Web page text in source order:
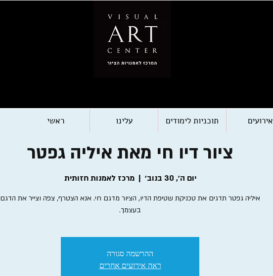
ציור דיו חי מאת איליה גפטר
יום ה׳, 30 בנוב׳
  |
מרכז לאמנות חזותית
איליה גפטר תדגים את טכניקת שטיפת הדיו, הציור מדגם חי. אנא הצטרף, צפה וצייר את הדגם
בעצמך.
ההרשמה סגורה
ראה אירועים אחרים
ראשי עלינו תוכניות לימודים אירועים